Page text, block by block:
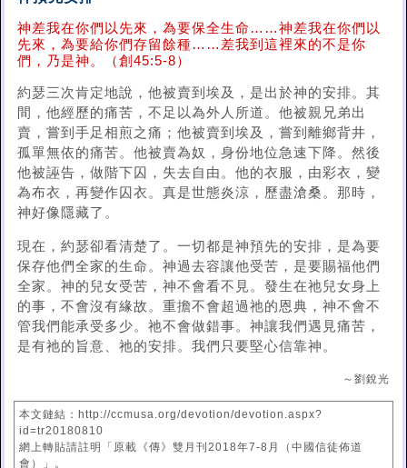
神差我在你們以先來，為要保全生命……神差我在你們以
先來，為要給你們存留餘種……差我到這裡來的不是你
們，乃是神。（創45:5-8）
約瑟三次肯定地說，他被賣到埃及，是出於神的安排。其
間，他經歷的痛苦，不足以為外人所道。他被親兄弟出
賣，嘗到手足相煎之痛；他被賣到埃及，嘗到離鄉背井，
孤單無依的痛苦。他被賣為奴，身份地位急速下降。然後
他被誣告，做階下囚，失去自由。他的衣服，由彩衣，變
為布衣，再變作囚衣。真是世態炎涼，歷盡滄桑。那時，
神好像隱藏了。
現在，約瑟卻看清楚了。一切都是神預先的安排，是為要
保存他們全家的生命。神過去容讓他受苦，是要賜福他們
全家。神的兒女受苦，神不會看不見。發生在祂兒女身上
的事，不會沒有緣故。重擔不會超過祂的恩典，神不會不
管我們能承受多少。祂不會做錯事。神讓我們遇見痛苦，
是有祂的旨意、祂的安排。我們只要堅心信靠神。
～劉銳光
本文鏈結：http://ccmusa.org/devotion/devotion.aspx?
id=tr20180810
網上轉貼請註明「原載《傳》雙月刊2018年7-8月（中國信徒佈道
會）」。